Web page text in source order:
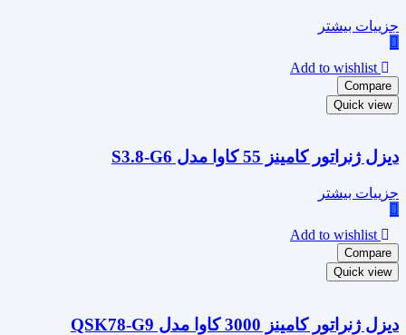
جزییات بیشتر
Add to wishlist
Compare
Quick view
دیزل ژنراتور کامینز 55 کاوا مدل S3.8-G6
جزییات بیشتر
Add to wishlist
Compare
Quick view
دیزل ژنراتور کامینز 3000 کاوا مدل QSK78-G9